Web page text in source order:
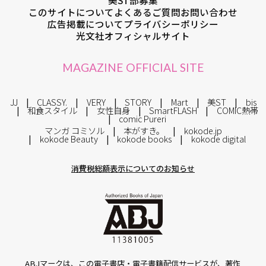
このサイトについてよくあるご質問お問い合わせ
広告掲載についてプライバシーポリシー
光文社オフィシャルサイト
MAGAZINE OFFICIAL SITE
JJ CLASSY. VERY STORY Mart 美ST bis
和食スタイル 女性自身 SmartFLASH COMIC熱帯
comic Pureri
マンガ コミソル
本がすき。 kokode.jp
kokode Beauty kokode books kokode digital
消費税総額表示についてのお知らせ
ABJマークは、この電子書店・電子書籍配信サービスが、著作